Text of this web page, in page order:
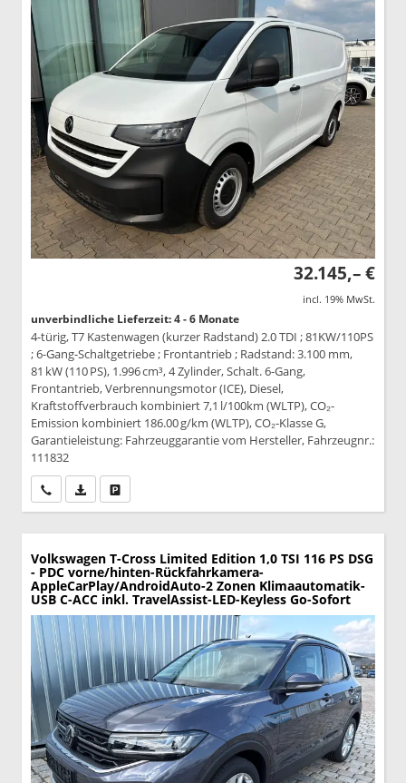
32.145,– €
incl. 19% MwSt.
unverbindliche Lieferzeit: 4 - 6 Monate
4-türig, T7 Kastenwagen (kurzer Radstand) 2.0 TDI ; 81KW/110PS
; 6-Gang-Schaltgetriebe ; Frontantrieb ; Radstand: 3.100 mm,
81 kW (110 PS), 1.996 cm³, 4 Zylinder, Schalt. 6-Gang,
Frontantrieb, Verbrennungsmotor (ICE), Diesel,
Kraftstoffverbrauch kombiniert 7,1 l/100km (WLTP), CO₂-
Emission kombiniert 186.00 g/km (WLTP), CO₂-Klasse G,
Garantieleistung: Fahrzeuggarantie vom Hersteller, Fahrzeugnr.:
111832
Wir rufen Sie anPDF-Datei, Fahrzeugexposé drucken
Volkswagen T-Cross Limited Edition 1,0 TSI 116 PS DSG
- PDC vorne/hinten-Rückfahrkamera-
AppleCarPlay/AndroidAuto-2 Zonen Klimaautomatik-
USB C-ACC inkl. TravelAssist-LED-Keyless Go-Sofort